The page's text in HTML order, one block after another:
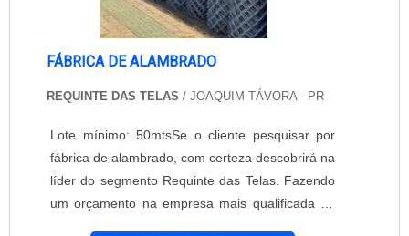
FÁBRICA DE ALAMBRADO
REQUINTE DAS TELAS / JOAQUIM TÁVORA - PR
Lote mínimo: 50mtsSe o cliente pesquisar por
fábrica de alambrado, com certeza descobrirá na
líder do segmento Requinte das Telas. Fazendo
um orçamento na empresa mais qualificada do